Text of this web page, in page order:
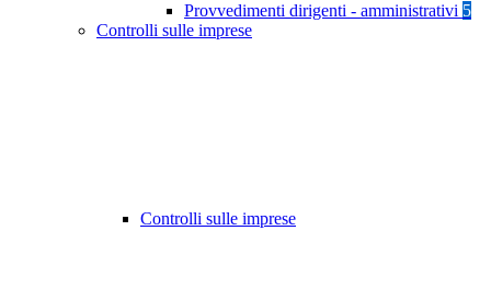
Provvedimenti dirigenti - amministrativi 5
Controlli sulle imprese
Controlli sulle imprese